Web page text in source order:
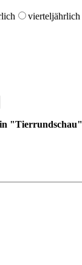
vierteljährlich